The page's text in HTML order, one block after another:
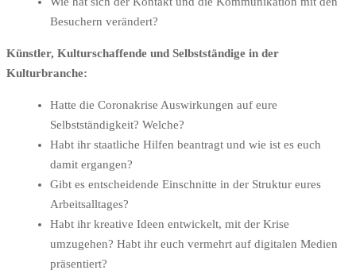
Besuchern verändert?
Künstler, Kulturschaffende und Selbstständige in der
Kulturbranche:
Hatte die Coronakrise Auswirkungen auf eure
Selbstständigkeit? Welche?
Habt ihr staatliche Hilfen beantragt und wie ist es euch
damit ergangen?
Gibt es entscheidende Einschnitte in der Struktur eures
Arbeitsalltages?
Habt ihr kreative Ideen entwickelt, mit der Krise
umzugehen? Habt ihr euch vermehrt auf digitalen Medien
präsentiert?